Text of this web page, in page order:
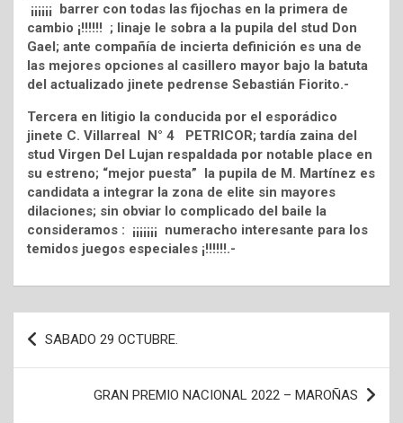
¡¡¡¡¡¡ barrer con todas las fijochas en la primera de
cambio ¡!!!!!! ; linaje le sobra a la pupila del stud Don
Gael; ante compañía de incierta definición es una de
las mejores opciones al casillero mayor bajo la batuta
del actualizado jinete pedrense Sebastián Fiorito.-
Tercera en litigio la conducida por el esporádico
jinete C. Villarreal N° 4 PETRICOR; tardía zaina del
stud Virgen Del Lujan respaldada por notable place en
su estreno; “mejor puesta” la pupila de M. Martínez es
candidata a integrar la zona de elite sin mayores
dilaciones; sin obviar lo complicado del baile la
consideramos : ¡¡¡¡¡¡¡ numeracho interesante para los
temidos juegos especiales ¡!!!!!!.-
Navegación
de
entradas
SABADO 29 OCTUBRE.
GRAN PREMIO NACIONAL 2022 – MAROÑAS